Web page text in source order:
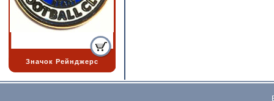
Значок Рейнджерс